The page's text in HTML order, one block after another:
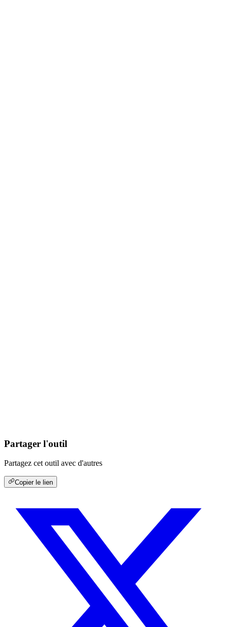
Partager l'outil
Partagez cet outil avec d'autres
Copier le lien